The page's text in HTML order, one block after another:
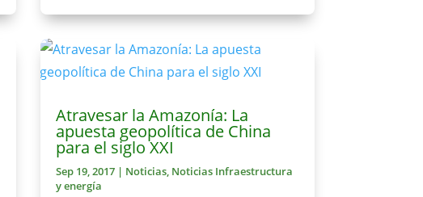
Atravesar la Amazonía: La
apuesta geopolítica de China
para el siglo XXI
Sep 19, 2017 | Noticias, Noticias Infraestructura
y energía